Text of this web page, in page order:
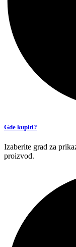
Gde kupiti?
Izaberite grad za
proizvod.